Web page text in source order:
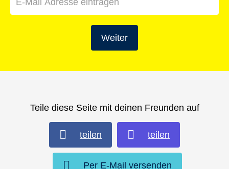
Weiter
Teile diese Seite mit deinen Freunden auf
teilen teilen
Per E-Mail versenden